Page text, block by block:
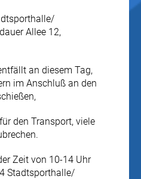
Allee 12,
an diesem Tag,
im Anschluß an den
den Transport, viele
Zeit von 10-14 Uhr
Stadtsporthalle/